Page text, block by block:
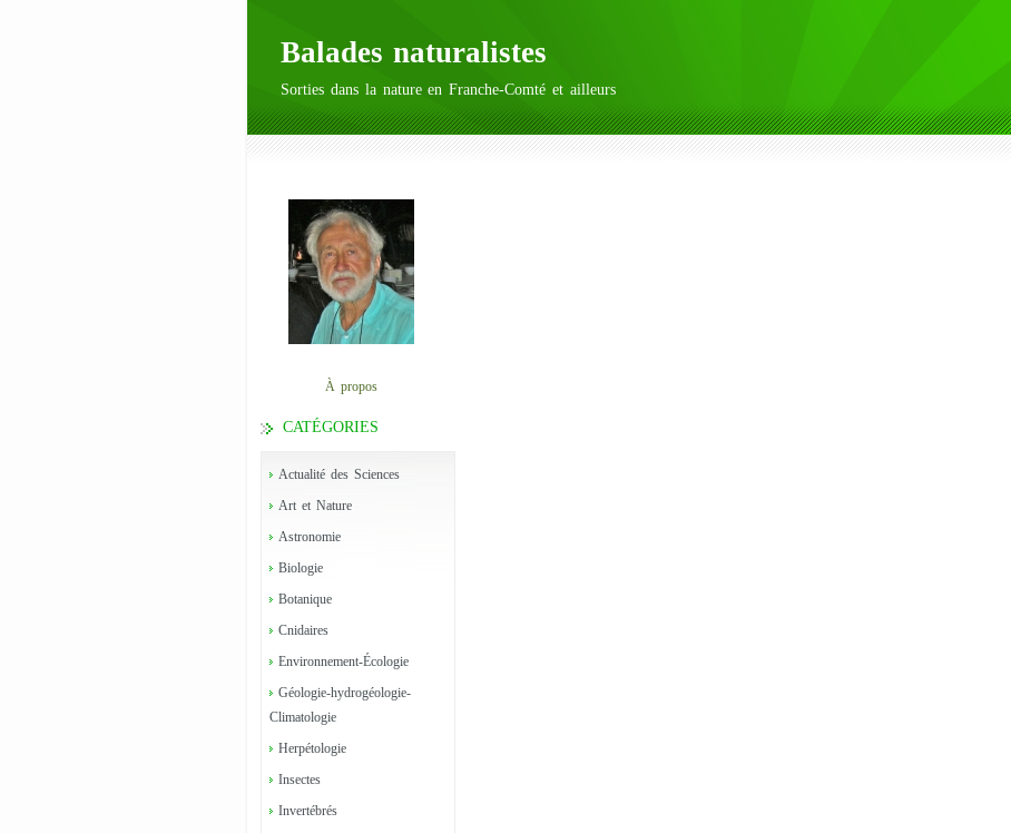
Balades naturalistes
Sorties dans la nature en Franche-Comté et ailleurs
À propos
CATÉGORIES
Actualité des Sciences
Art et Nature
Astronomie
Biologie
Botanique
Cnidaires
Environnement-Écologie
Géologie-hydrogéologie-
Climatologie
Herpétologie
Insectes
Invertébrés